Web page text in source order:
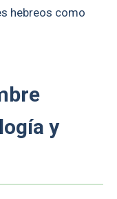
hebreos como
y